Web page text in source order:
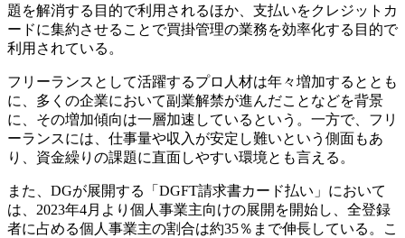
題を解消する目的で利用されるほか、支払いをクレジットカ
ードに集約させることで買掛管理の業務を効率化する目的で
利用されている。
フリーランスとして活躍するプロ人材は年々増加するととも
に、多くの企業において副業解禁が進んだことなどを背景
に、その増加傾向は一層加速しているという。一方で、フリ
ーランスには、仕事量や収入が安定し難いという側面もあ
り、資金繰りの課題に直面しやすい環境とも言える。
また、DGが展開する「DGFT請求書カード払い」において
は、2023年4月より個人事業主向けの展開を開始し、全登録
者に占める個人事業主の割合は約35％まで伸長している。こ